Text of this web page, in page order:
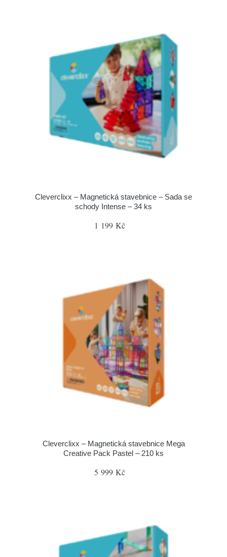
Cleverclixx – Magnetická stavebnice – Sada se
schody Intense – 34 ks
1 199 Kč
Cleverclixx – Magnetická stavebnice Mega
Creative Pack Pastel – 210 ks
5 999 Kč